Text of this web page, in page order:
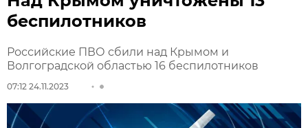
беспилотников
Российские ПВО сбили над Крымом и
Волгоградской областью 16 беспилотников
07:12 24.11.2023